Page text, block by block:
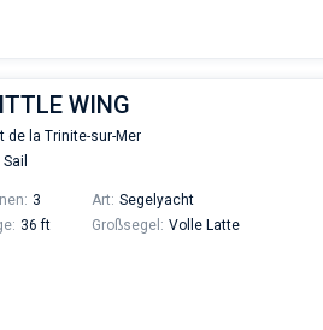
WING
de la Trinite-sur-Mer
3 Art: Segelyacht
36 ft Großsegel: Volle Latte